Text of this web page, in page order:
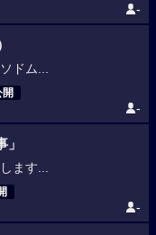
-
ドム...
-
ます...
-